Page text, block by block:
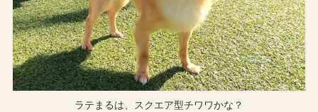
ラテまるは、スクエア型チワワかな？